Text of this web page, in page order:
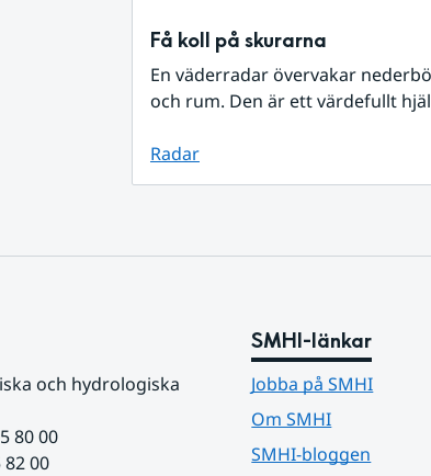
Få koll på skurarna
En väderradar övervakar
och rum. Den är ett värdefullt
Radar
och hydrologiska
80 00
00
SMHI-länkar
Jobba på SMHI
Om SMHI
SMHI-bloggen